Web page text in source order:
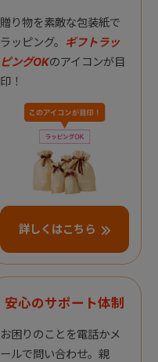
贈り物を素敵な包装紙で
ラッピング。 ギフトラッ
ピングOKのアイコンが目
印！
詳しくはこちら
安心のサポート体制
お困りのことを電話かメ
ールで問い合わせ。親